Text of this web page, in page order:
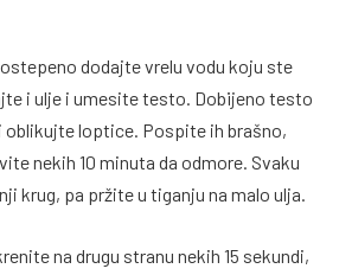
dodajte vrelu vodu koju ste
i ulje i umesite testo. Dobijeno testo
oblikujte loptice. Pospite ih brašno,
nekih 10 minuta da odmore. Svaku
krug, pa pržite u tiganju na malo ulja.
na drugu stranu nekih 15 sekundi,